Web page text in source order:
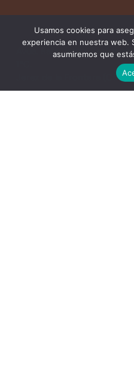
Avda. Rafa Verdú,
Jerez de la Frontera (Cádiz)
Usamos cookies para
experiencia en nuestra web.
asumiremos que